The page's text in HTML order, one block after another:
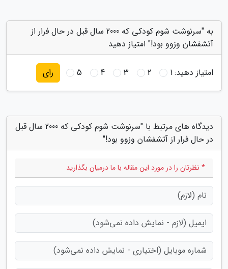
به "سرنوشت شوم کودکی که 2000 سال قبل در حال فرار از
آتشفشان وزوو بود!" امتیاز دهید
امتیاز دهید:1
2
3
4
5 رای
دیدگاه های مرتبط با "سرنوشت شوم کودکی که 2000 سال قبل
در حال فرار از آتشفشان وزوو بود!"
* نظرتان را در مورد این مقاله با ما درمیان بگذارید